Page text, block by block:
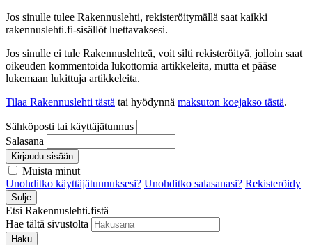
Jos sinulle tulee Rakennuslehti, rekisteröitymällä saat kaikki
rakennuslehti.fi-sisällöt luettavaksesi.
Jos sinulle ei tule Rakennuslehteä, voit silti rekisteröityä, jolloin saat
oikeuden kommentoida lukottomia artikkeleita, mutta et pääse
lukemaan lukittuja artikkeleita.
Tilaa Rakennuslehti tästä tai hyödynnä maksuton koejakso tästä.
Sähköposti tai käyttäjätunnus
Salasana
Kirjaudu sisään
Muista minut
Unohditko käyttäjätunnuksesi? Unohditko salasanasi? Rekisteröidy
Sulje
Etsi Rakennuslehti.fistä
Hae tältä sivustolta
Haku